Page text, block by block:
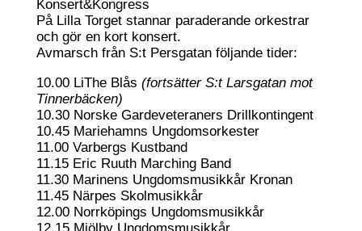
Konsert&Kongress
På Lilla Torget stannar paraderande orkestrar
och gör en kort konsert.
Avmarsch från S:t Persgatan följande tider:
10.00 LiThe Blås (fortsätter S:t Larsgatan mot
Tinnerbäcken)
10.30 Norske Gardeveteraners Drillkontingent
10.45 Mariehamns Ungdomsorkester
11.00 Varbergs Kustband
11.15 Eric Ruuth Marching Band
11.30 Marinens Ungdomsmusikkår Kronan
11.45 Närpes Skolmusikkår
12.00 Norrköpings Ungdomsmusikkår